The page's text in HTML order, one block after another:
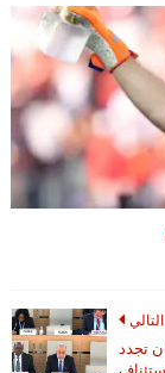
التالي
تجدد